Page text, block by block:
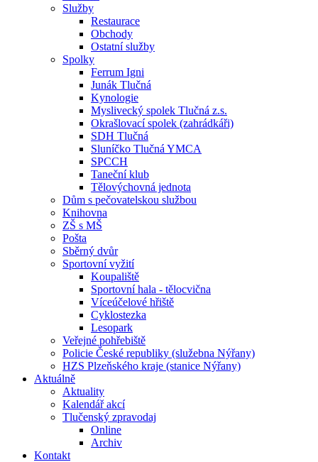
Služby
Restaurace
Obchody
Ostatní služby
Spolky
Ferrum Igni
Junák Tlučná
Kynologie
Myslivecký spolek Tlučná z.s.
Okrašlovací spolek (zahrádkáři)
SDH Tlučná
Sluníčko Tlučná YMCA
SPCCH
Taneční klub
Tělovýchovná jednota
Dům s pečovatelskou službou
Knihovna
ZŠ s MŠ
Pošta
Sběrný dvůr
Sportovní vyžití
Koupaliště
Sportovní hala - tělocvična
Víceúčelové hřiště
Cyklostezka
Lesopark
Veřejné pohřebiště
Policie České republiky (služebna Nýřany)
HZS Plzeňského kraje (stanice Nýřany)
Aktuálně
Aktuality
Kalendář akcí
Tlučenský zpravodaj
Online
Archiv
Kontakt